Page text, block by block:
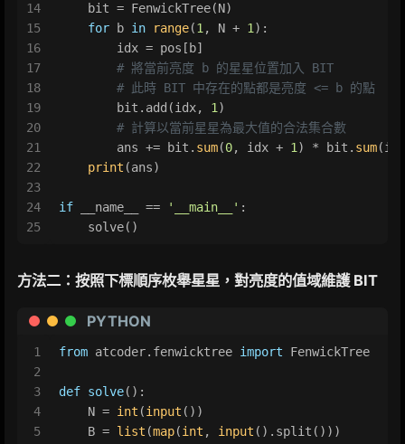
14
15
16
17
18
19
20
21
22
23
24
25
    bit = FenwickTree(N)
for b in range(1 , N + 1 ):
        idx = pos[b]
# 將當前亮度 b 的星星位置加入 BIT
# 此時 BIT 中存在的點都是亮度 <= b 的點
        bit.add(idx,
1 )
# 計算以當前星星為最大值的合法集合數
        ans += bit.
sum(0, idx + 1 ) * bit. sum
print (ans)
if __name__ == '__main__' :
    solve()
方法二：按照下標順序枚舉星星，對亮度的值域維護 BIT
PYTHON
1
2
3
4
5
from atcoder.fenwicktree import FenwickTree
def solve():
    N =
int (input ())
    B =
list (map(int , input ().split()))